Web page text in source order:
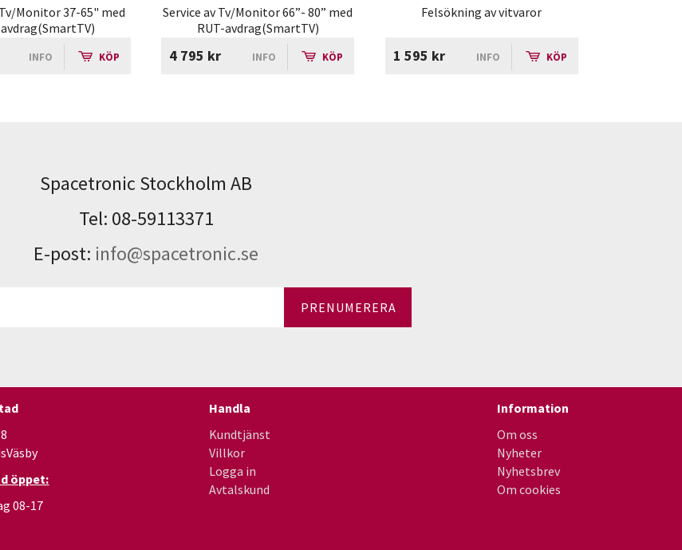
Monitor 37-65" med
INFO KÖP
Service av Tv/Monitor 66”- 80” med
RUT-avdrag(SmartTV)
4 795 kr INFO KÖP
Felsökning av vitvaror
1 595 kr INFO KÖP
Spacetronic Stockholm AB
Tel: 08-59113371
E-post: info@spacetronic.se
PRENUMERERA
öppet:
08-17
Handla
Kundtjänst
Villkor
Logga in
Avtalskund
Information
Om oss
Nyheter
Nyhetsbrev
Om cookies